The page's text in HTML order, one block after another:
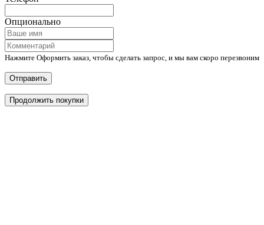
Опционально
Нажмите Оформить заказ, чтобы сделать запрос, и мы вам скоро перезвоним
Отправить
Продолжить покупки